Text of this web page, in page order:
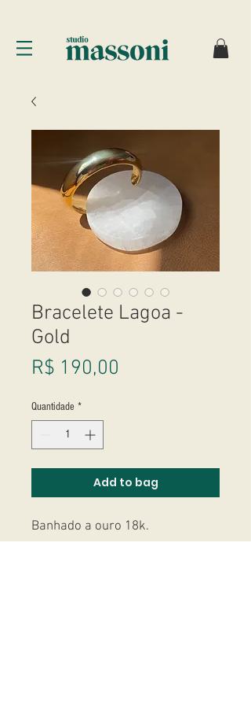
Bracelete Lagoa -
Gold
R$ 190,00
Quantidade *
Add to bag
Banhado a ouro 18k.